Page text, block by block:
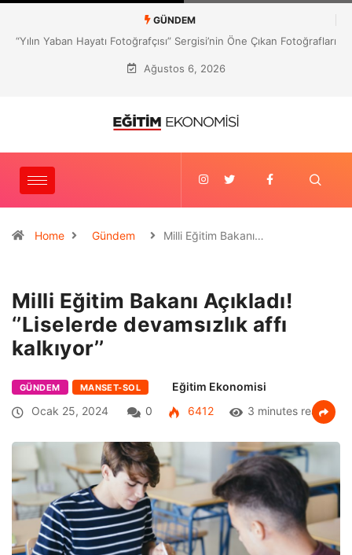
GÜNDEM
Mehmet Gültekin’e Birleşik Krallık’tan “Eğitim Doktorası”
Ağustos 6, 2026
Home Gündem Milli Eğitim Bakanı…
Milli Eğitim Bakanı Açıkladı!
‘’Liselerde devamsızlık affı
kalkıyor’’
GÜNDEM MANSET-SOL
Eğitim Ekonomisi
Ocak 25, 2024
0 6412 3 minutes read